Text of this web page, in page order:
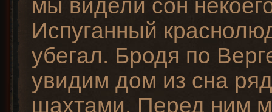
мы видели сон
Испуганный
убегал. Бродя по
увидим дом из сна
шахтами. Перед ним